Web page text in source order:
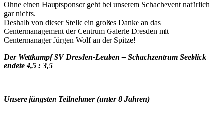
Ohne einen Hauptsponsor geht bei unserem Schachevent natürlich
gar nichts.
Deshalb von dieser Stelle ein großes Danke an das
Centermanagement der Centrum Galerie Dresden mit
Centermanager Jürgen Wolf an der Spitze!
Der Wettkampf SV Dresden-Leuben – Schachzentrum Seeblick
endete 4,5 : 3,5
Unsere jüngsten Teilnehmer (unter 8 Jahren)